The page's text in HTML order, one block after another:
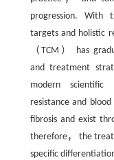
progression. With
targets and holistic
（TCM） has
and treatment
modern scientific
resistance and
fibrosis and exist
therefore， the
specific